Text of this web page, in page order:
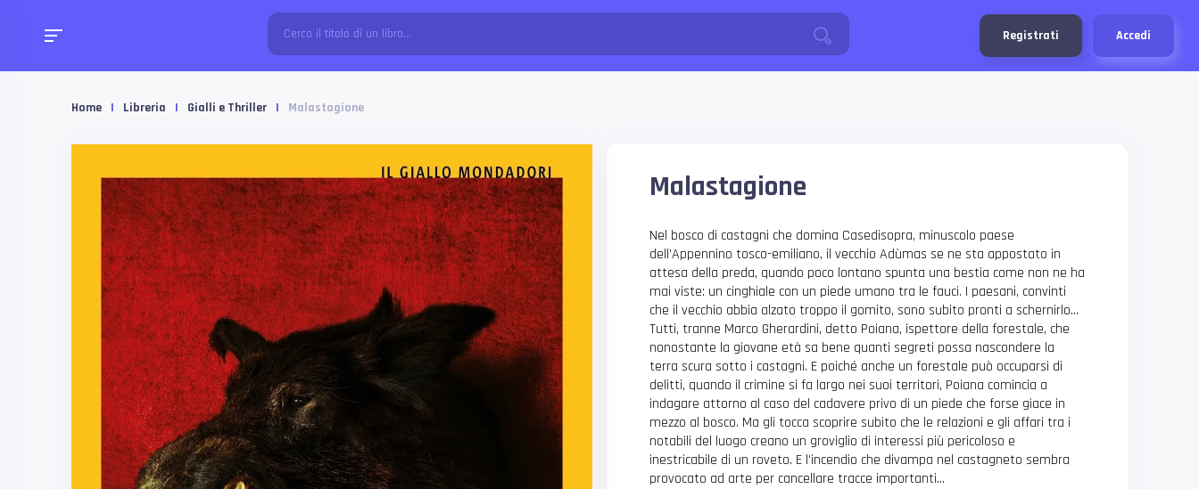
Registrati Accedi
Home | Libreria | Gialli e Thriller | Malastagione
Malastagione
Nel bosco di castagni che domina Casedisopra, minuscolo paese
dell’Appennino tosco-emiliano, il vecchio Adùmas se ne sta appostato in
attesa della preda, quando poco lontano spunta una bestia come non ne ha
mai viste: un cinghiale con un piede umano tra le fauci. I paesani, convinti
che il vecchio abbia alzato troppo il gomito, sono subito pronti a schernirlo…
Tutti, tranne Marco Gherardini, detto Poiana, ispettore della forestale, che
nonostante la giovane età sa bene quanti segreti possa nascondere la
terra scura sotto i castagni. E poiché anche un forestale può occuparsi di
delitti, quando il crimine si fa largo nei suoi territori, Poiana comincia a
indagare attorno al caso del cadavere privo di un piede che forse giace in
mezzo al bosco. Ma gli tocca scoprire subito che le relazioni e gli affari tra i
notabili del luogo creano un groviglio di interessi più pericoloso e
inestricabile di un roveto. E l’incendio che divampa nel castagneto sembra
provocato ad arte per cancellare tracce importanti…